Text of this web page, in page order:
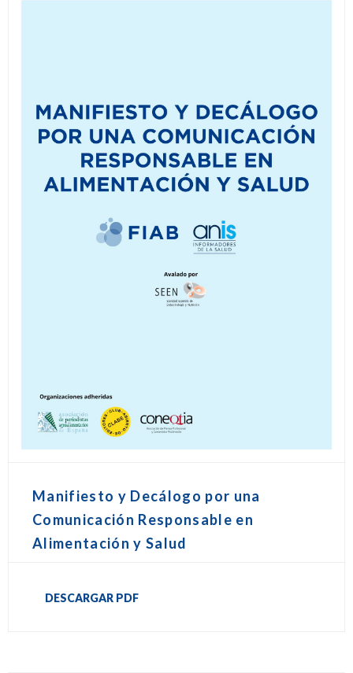
Manifiesto y Decálogo por una
Comunicación Responsable en
Alimentación y Salud
DESCARGAR PDF